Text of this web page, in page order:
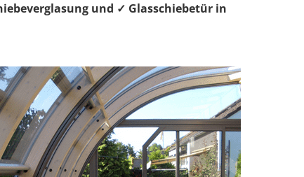
und ✓ Glasschiebetür in